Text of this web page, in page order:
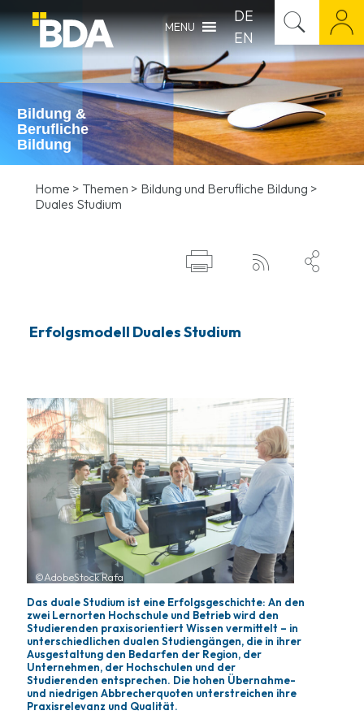
MENU
DE
EN
Bildung &
Berufliche
Bildung
Home > Themen > Bildung und Berufliche Bildung >
Duales Studium
  
Erfolgsmodell Duales Studium
©AdobeStock Rafa
Das duale Studium ist eine Erfolgsgeschichte: An den
zwei Lernorten Hochschule und Betrieb wird den
Studierenden praxisorientiert Wissen vermittelt – in
unterschiedlichen dualen Studiengängen, die in ihrer
Ausgestaltung den Bedarfen der Region, der
Unternehmen, der Hochschulen und der
Studierenden entsprechen. Die hohen Übernahme-
und niedrigen Abbrecherquoten unterstreichen ihre
Praxisrelevanz und Qualität.